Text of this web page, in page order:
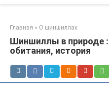
Главная » О шиншиллах
Шиншиллы в природе
обитания, история